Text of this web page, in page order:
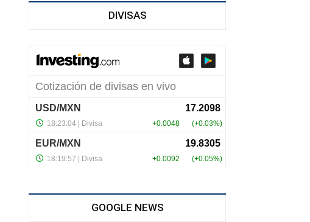
DIVISAS
GOOGLE NEWS